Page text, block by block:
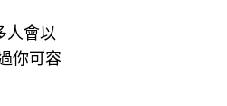
人會以
你可容